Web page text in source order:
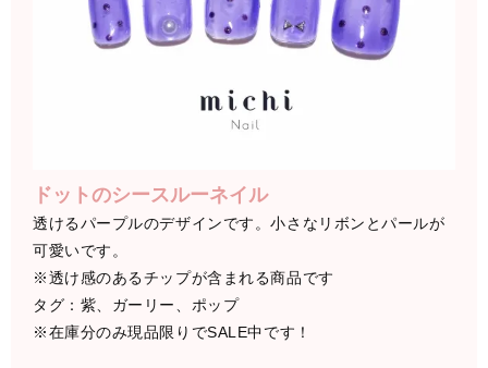
ドットのシースルーネイル
透けるパープルのデザインです。小さなリボンとパールが
可愛いです。
※透け感のあるチップが含まれる商品です
タグ：紫、ガーリー、ポップ
※在庫分のみ現品限りでSALE中です！